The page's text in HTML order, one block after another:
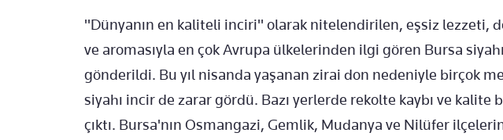
"Dünyanın en kaliteli inciri" olarak nitelendirilen, eşsiz lezzeti,
ve aromasıyla en çok Avrupa ülkelerinden ilgi gören Bursa
gönderildi. Bu yıl nisanda yaşanan zirai don nedeniyle birçok
siyahı incir de zarar gördü. Bazı yerlerde rekolte kaybı ve kalite
çıktı. Bursa'nın Osmangazi, Gemlik, Mudanya ve Nilüfer